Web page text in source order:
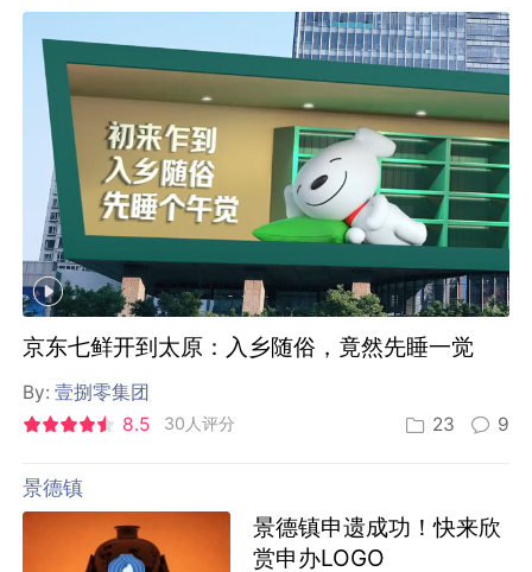
京东七鲜开到太原：入乡随俗，竟然先睡一觉
By:壹捌零集团
8.5
30人评分 23 9
景德镇
景德镇申遗成功！快来欣
赏申办LOGO